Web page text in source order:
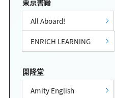
All Aboard!
ENRICH LEARNING
開隆堂
Amity English